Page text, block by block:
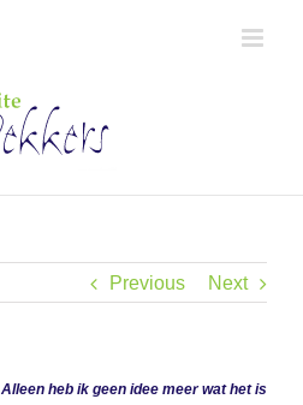
Previous Next
Alleen heb ik geen idee meer wat het is